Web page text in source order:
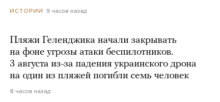
ИСТОРИИ 9 часов назад
Пляжи Геленджика начали закрывать
на фоне угрозы атаки беспилотников.
3 августа из-за падения украинского дрона
на один из пляжей погибли семь человек
8 часов назад